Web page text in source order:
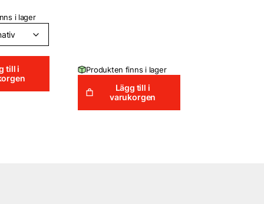
i lager
till i
Produkten finns i lager
Lägg till i
varukorgen